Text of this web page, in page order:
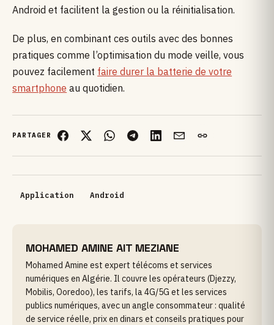
Android et facilitent la gestion ou la réinitialisation.
De plus, en combinant ces outils avec des bonnes
pratiques comme l’optimisation du mode veille, vous
pouvez facilement faire durer la batterie de votre
smartphone au quotidien.
PARTAGER
Application Android
MOHAMED AMINE AIT MEZIANE
Mohamed Amine est expert télécoms et services
numériques en Algérie. Il couvre les opérateurs (Djezzy,
Mobilis, Ooredoo), les tarifs, la 4G/5G et les services
publics numériques, avec un angle consommateur : qualité
de service réelle, prix en dinars et conseils pratiques pour